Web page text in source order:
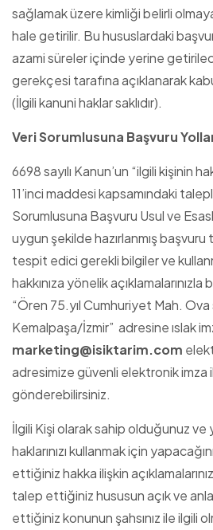
sağlamak üzere kimliği belirli
hale getirilir. Bu hususlardaki
azami süreler içinde yerine
gerekçesi tarafına açıklanarak
(İlgili kanuni haklar saklıdır).
Veri Sorumlusuna Başvuru
6698 sayılı Kanun’un “ilgili kişinin
11’inci maddesi kapsamındaki
Sorumlusuna Başvuru Usul ve
uygun şekilde hazırlanmış başvuru
tespit edici gerekli bilgiler ve
hakkınıza yönelik açıklamalarınızla
“Ören 75.yıl Cumhuriyet Mah.
Kemalpaşa/İzmir” adresine ıslak
marketing@isiktarim.com
adresimize güvenli elektronik imza
gönderebilirsiniz.
İlgili Kişi olarak sahip olduğunuz ve
haklarınızı kullanmak için
ettiğiniz hakka ilişkin
talep ettiğiniz hususun açık ve
ettiğiniz konunun şahsınız ile ilgili